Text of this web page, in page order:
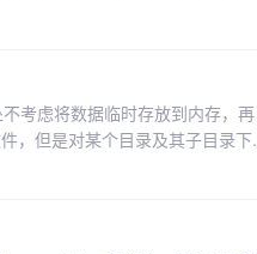
这一条是为了让代码可以方便、
考虑将数据临时存放到内存，再
，但是对某个目录及其子目录下
单 obj 文件统计值域则建议使用